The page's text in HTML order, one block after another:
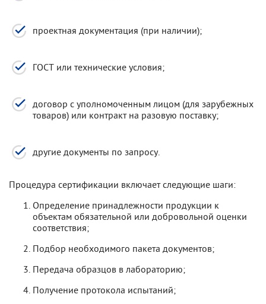
проектная документация (при наличии);
ГОСТ или технические условия;
договор с уполномоченным лицом (для зарубежных
товаров) или контракт на разовую поставку;
другие документы по запросу.
Процедура сертификации включает следующие шаги:
Определение принадлежности продукции к
объектам обязательной или добровольной оценки
соответствия;
Подбор необходимого пакета документов;
Передача образцов в лабораторию;
Получение протокола испытаний;